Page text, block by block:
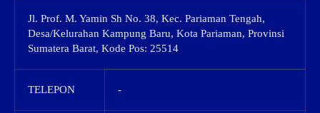
Jl. Prof. M. Yamin Sh No. 38, Kec. Pariaman Tengah,
Desa/Kelurahan Kampung Baru, Kota Pariaman, Provinsi
Sumatera Barat, Kode Pos: 25514
TELEPON -